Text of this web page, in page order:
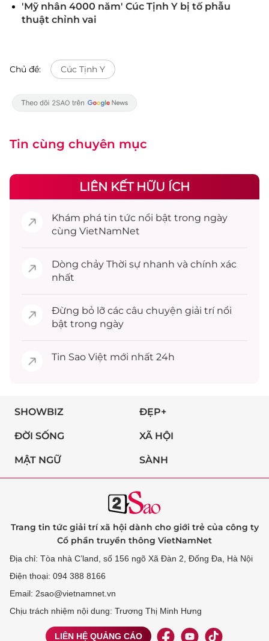
'Mỹ nhân 4000 năm' Cúc Tịnh Y bị tố phẫu
thuật chỉnh vai
Chủ đề: Cúc Tịnh Y
Tin cùng chuyên mục
LIÊN KẾT HỮU ÍCH
Khám phá tin tức nổi bật trong ngày
cùng VietNamNet
Dòng chảy Thời sự nhanh và chính xác
nhất
Đừng bỏ lỡ các câu chuyện giải trínổi
bật trong ngày
Tin Sao Việt mới nhất 24h
SHOWBIZ ĐẸP+
ĐỜI SỐNG XÃ HỘI
MẬT NGỮ SÀNH
Trang tin tức giải trí xã hội dành cho giới trẻ của công ty
Cổ phần truyền thông VietNamNet
Địa chỉ: Tòa nhà C’land, số 156 ngõ Xã Đàn 2, Đống Đa, Hà Nội
Điện thoại: 094 388 8166
Email: 2sao@vietnamnet.vn
Chịu trách nhiệm nội dung: Trương Thị Minh Hưng
LIÊN HỆ QUẢNG CÁO